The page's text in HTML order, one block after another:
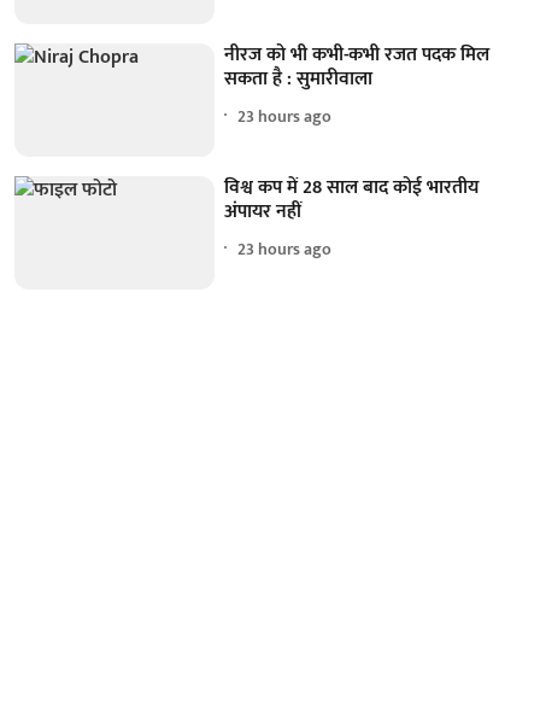
नीरज को भी कभी-कभी रजत पदक मिल
सकता है : सुमारीवाला
23 hours ago
विश्व कप में 28 साल बाद कोई भारतीय
अंपायर नहीं
23 hours ago